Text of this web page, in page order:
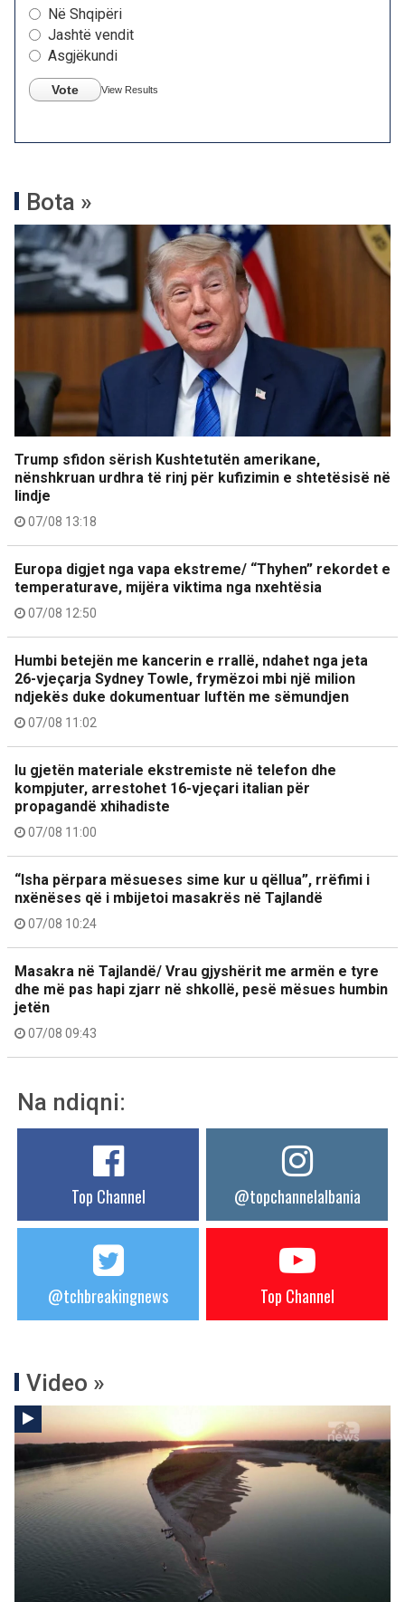
Në Shqipëri
Jashtë vendit
Asgjëkundi
Vote View Results
Bota »
Trump sfidon sërish Kushtetutën amerikane,
nënshkruan urdhra të rinj për kufizimin e shtetësisë në
lindje
07/08 13:18
Europa digjet nga vapa ekstreme/ “Thyhen” rekordet e
temperaturave, mijëra viktima nga nxehtësia
07/08 12:50
Humbi betejën me kancerin e rrallë, ndahet nga jeta
26-vjeçarja Sydney Towle, frymëzoi mbi një milion
ndjekës duke dokumentuar luftën me sëmundjen
07/08 11:02
Iu gjetën materiale ekstremiste në telefon dhe
kompjuter, arrestohet 16-vjeçari italian për
propagandë xhihadiste
07/08 11:00
“Isha përpara mësueses sime kur u qëllua”, rrëfimi i
nxënëses që i mbijetoi masakrës në Tajlandë
07/08 10:24
Masakra në Tajlandë/ Vrau gjyshërit me armën e tyre
dhe më pas hapi zjarr në shkollë, pesë mësues humbin
jetën
07/08 09:43
Na ndiqni:
Top Channel @topchannelalbania
@tchbreakingnews Top Channel
Video »